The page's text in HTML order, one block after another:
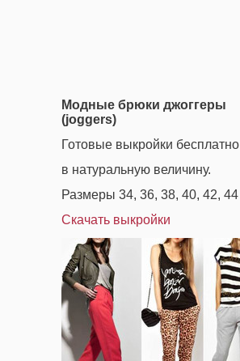
Модные брюки джоггеры
(joggers)
Готовые выкройки бесплатно
в натуральную величину.
Размеры 34, 36, 38, 40, 42, 44
Скачать выкройки